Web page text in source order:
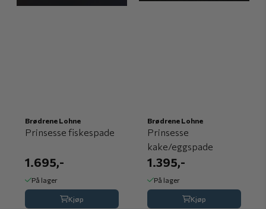
Brødrene Lohne
Prinsesse fiskespade
1.695,-
På lager
Kjøp
Brødrene Lohne
Prinsesse
kake/eggspade
1.395,-
På lager
Kjøp